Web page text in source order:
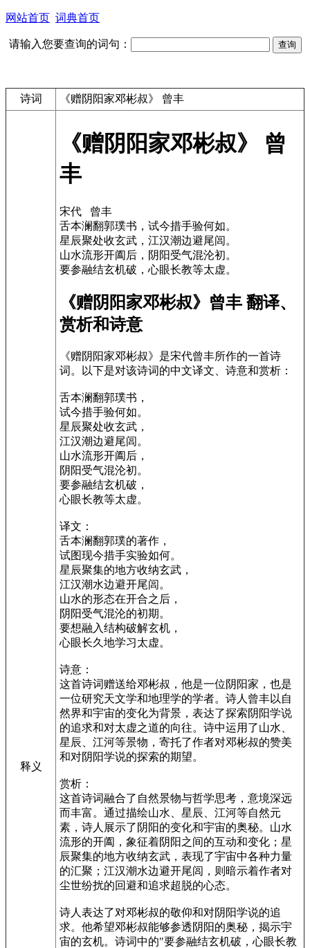
网站首页 词典首页
请输入您要查询的词句：
诗词 《赠阴阳家邓彬叔》 曾丰
释义
《赠阴阳家邓彬叔》 曾
丰
宋代 曾丰
舌本澜翻郭璞书，试今措手验何如。
星辰聚处收玄武，江汉潮边避尾闾。
山水流形开阖后，阴阳受气混沦初。
要参融结玄机破，心眼长教等太虚。
《赠阴阳家邓彬叔》曾丰 翻译、
赏析和诗意
《赠阴阳家邓彬叔》是宋代曾丰所作的一首诗
词。以下是对该诗词的中文译文、诗意和赏析：
舌本澜翻郭璞书，
试今措手验何如。
星辰聚处收玄武，
江汉潮边避尾闾。
山水流形开阖后，
阴阳受气混沦初。
要参融结玄机破，
心眼长教等太虚。
译文：
舌本澜翻郭璞的著作，
试图现今措手实验如何。
星辰聚集的地方收纳玄武，
江汉潮水边避开尾闾。
山水的形态在开合之后，
阴阳受气混沦的初期。
要想融入结构破解玄机，
心眼长久地学习太虚。
诗意：
这首诗词赠送给邓彬叔，他是一位阴阳家，也是
一位研究天文学和地理学的学者。诗人曾丰以自
然界和宇宙的变化为背景，表达了探索阴阳学说
的追求和对太虚之道的向往。诗中运用了山水、
星辰、江河等景物，寄托了作者对邓彬叔的赞美
和对阴阳学说的探索的期望。
赏析：
这首诗词融合了自然景物与哲学思考，意境深远
而丰富。通过描绘山水、星辰、江河等自然元
素，诗人展示了阴阳的变化和宇宙的奥秘。山水
流形的开阖，象征着阴阳之间的互动和变化；星
辰聚集的地方收纳玄武，表现了宇宙中各种力量
的汇聚；江汉潮水边避开尾闾，则暗示着作者对
尘世纷扰的回避和追求超脱的心态。
诗人表达了对邓彬叔的敬仰和对阴阳学说的追
求。他希望邓彬叔能够参透阴阳的奥秘，揭示宇
宙的玄机。诗词中的"要参融结玄机破，心眼长教